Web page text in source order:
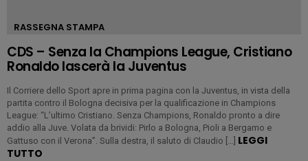
RASSEGNA STAMPA
CDS – Senza la Champions League, Cristiano
Ronaldo lascerà la Juventus
Il Corriere dello Sport apre in prima pagina con la Juventus, in vista della
partita contro il Bologna decisiva per la qualificazione in Champions
League: “L’ultimo Cristiano. Senza Champions, Ronaldo pronto a dire
addio alla Juve. Volata da brividi: Pirlo a Bologna, Pioli a Bergamo e
Gattuso con il Verona”. Sulla destra, il saluto di Claudio […] LEGGI
TUTTO